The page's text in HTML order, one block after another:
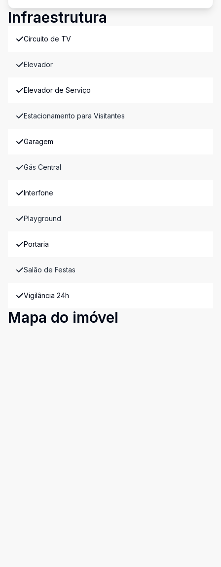
Infraestrutura
Circuito de TV
Elevador
Elevador de Serviço
Estacionamento para Visitantes
Garagem
Gás Central
Interfone
Playground
Portaria
Salão de Festas
Vigilância 24h
Mapa do imóvel